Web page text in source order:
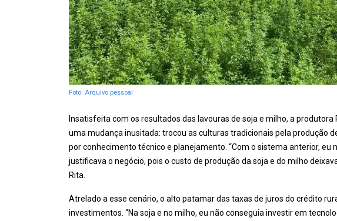
Foto: Arquivo pessoal
Insatisfeita com os resultados das lavouras de soja e milho, a produtora
uma mudança inusitada: trocou as culturas tradicionais pela produção
por conhecimento técnico e planejamento. “Com o sistema anterior, eu
justificava o negócio, pois o custo de produção da soja e do milho
Rita.
Atrelado a esse cenário, o alto patamar das taxas de juros do crédito
investimentos. “Na soja e no milho, eu não conseguia investir em